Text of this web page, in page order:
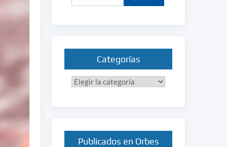
Categorías
Categorías
Publicados en Orbes